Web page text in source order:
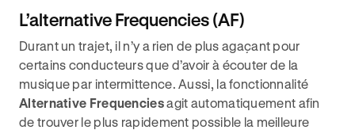
L’alternative Frequencies (AF)
Durant un trajet, il n’y a rien de plus agaçant pour
certains conducteurs que d’avoir à écouter de la
musique par intermittence. Aussi, la fonctionnalité
Alternative Frequenciesagit automatiquement afin
de trouver le plus rapidement possible la meilleure